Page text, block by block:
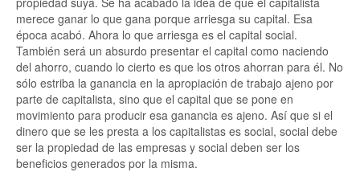
merece ganar lo que gana porque arriesga su capital. Esa
época acabó. Ahora lo que arriesga es el capital social.
También será un absurdo presentar el capital como naciendo
del ahorro, cuando lo cierto es que los otros ahorran para él. No
sólo estriba la ganancia en la apropiación de trabajo ajeno por
parte de capitalista, sino que el capital que se pone en
movimiento para producir esa ganancia es ajeno. Así que si el
dinero que se les presta a los capitalistas es social, social debe
ser la propiedad de las empresas y social deben ser los
beneficios generados por la misma.